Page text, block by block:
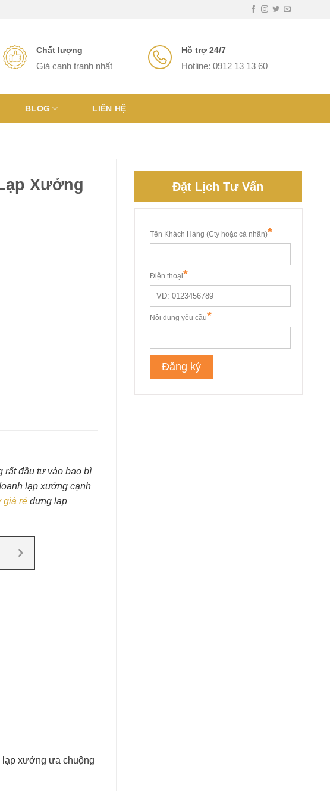
Chất lượng
Giá cạnh tranh nhất
Hỗ trợ 24/7
Hotline: 0912 13 13 60
BLOG LIÊN HỆ
Đặt Lịch Tư Vấn
Xưởng
rất đầu tư vào bao bì
lạp xưởng cạnh
giá rẻđựng lạp
xưởng ưa chuộng